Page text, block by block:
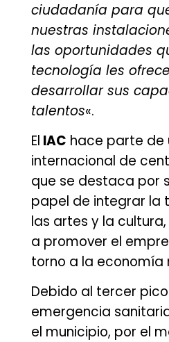
ciudadanía para
nuestras
las oportunidades
tecnología les
desarrollar sus
talentos«.
El IAC hace parte de
internacional de
que se destaca por
papel de integrar la
las artes y la
a promover el
torno a la economía
Debido al tercer
emergencia
el municipio, por el